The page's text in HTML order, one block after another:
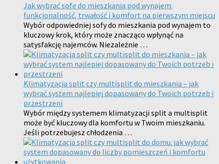
Jak wybrać sofę do mieszkania pod wynajem:
funkcjonalność, trwałość i komfort na pierwszym miejscu
Wybór odpowiedniej sofy do mieszkania pod wynajem to
kluczowy krok, który może znacząco wpłynąć na
satysfakcję najemców. Niezależnie …
Klimatyzacja split czy multisplit do mieszkania – jak
wybrać system najlepiej dopasowany do Twoich potrzeb i
przestrzeni
Wybór między systemem klimatyzacji split a multisplit
może być kluczowy dla komfortu w Twoim mieszkaniu.
Jeśli potrzebujesz chłodzenia …